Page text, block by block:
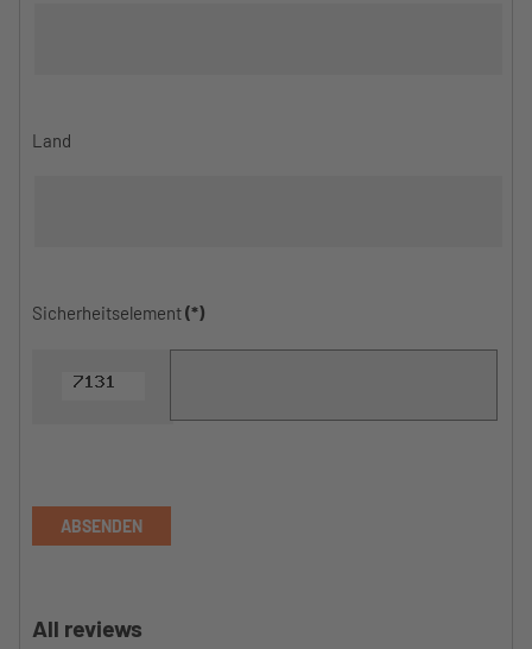
Land
Sicherheitselement(*)
ABSENDEN
All reviews